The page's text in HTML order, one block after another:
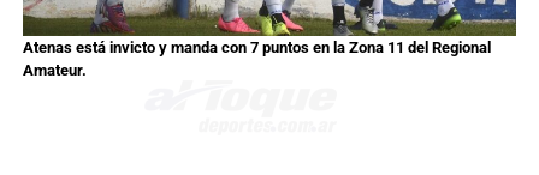
Atenas está invicto y manda con 7 puntos en la Zona 11 del Regional
Amateur.